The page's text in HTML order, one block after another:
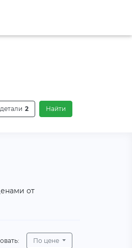
2 Найти
от
По цене